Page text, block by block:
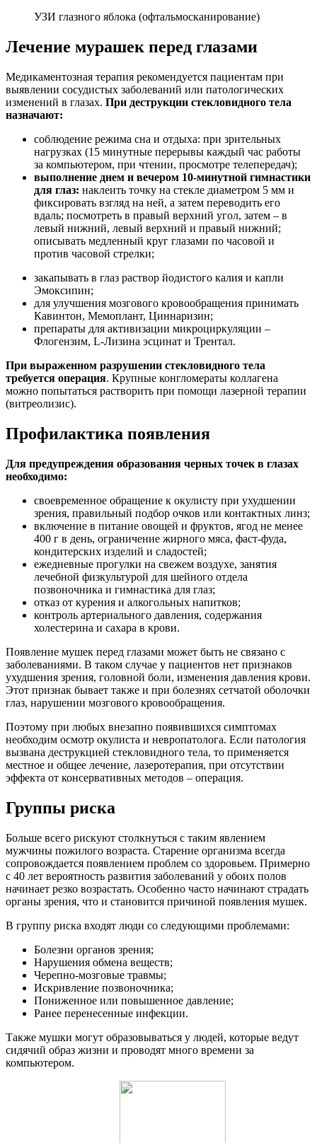
УЗИ глазного яблока (офтальмосканирование)
Лечение мурашек перед глазами
Медикаментозная терапия рекомендуется пациентам при
выявлении сосудистых заболеваний или патологических
изменений в глазах. При деструкции стекловидного тела
назначают:
соблюдение режима сна и отдыха: при зрительных
нагрузках (15 минутные перерывы каждый час работы
за компьютером, при чтении, просмотре телепередач);
выполнение днем и вечером 10-минутной гимнастики
для глаз: наклеить точку на стекле диаметром 5 мм и
фиксировать взгляд на ней, а затем переводить его
вдаль; посмотреть в правый верхний угол, затем – в
левый нижний, левый верхний и правый нижний;
описывать медленный круг глазами по часовой и
против часовой стрелки;
закапывать в глаз раствор йодистого калия и капли
Эмоксипин;
для улучшения мозгового кровообращения принимать
Кавинтон, Мемоплант, Циннаризин;
препараты для активизации микроциркуляции –
Флогензим, L-Лизина эсцинат и Трентал.
При выраженном разрушении стекловидного тела
требуется операция. Крупные конгломераты коллагена
можно попытаться растворить при помощи лазерной терапии
(витреолизис).
Профилактика появления
Для предупреждения образования черных точек в глазах
необходимо:
своевременное обращение к окулисту при ухудшении
зрения, правильный подбор очков или контактных линз;
включение в питание овощей и фруктов, ягод не менее
400 г в день, ограничение жирного мяса, фаст-фуда,
кондитерских изделий и сладостей;
ежедневные прогулки на свежем воздухе, занятия
лечебной физкультурой для шейного отдела
позвоночника и гимнастика для глаз;
отказ от курения и алкогольных напитков;
контроль артериального давления, содержания
холестерина и сахара в крови.
Появление мушек перед глазами может быть не связано с
заболеваниями. В таком случае у пациентов нет признаков
ухудшения зрения, головной боли, изменения давления крови.
Этот признак бывает также и при болезнях сетчатой оболочки
глаз, нарушении мозгового кровообращения.
Поэтому при любых внезапно появившихся симптомах
необходим осмотр окулиста и невропатолога. Если патология
вызвана деструкцией стекловидного тела, то применяется
местное и общее лечение, лазеротерапия, при отсутствии
эффекта от консервативных методов – операция.
Группы риска
Больше всего рискуют столкнуться с таким явлением
мужчины пожилого возраста. Старение организма всегда
сопровождается появлением проблем со здоровьем. Примерно
с 40 лет вероятность развития заболеваний у обоих полов
начинает резко возрастать. Особенно часто начинают страдать
органы зрения, что и становится причиной появления мушек.
В группу риска входят люди со следующими проблемами:
Болезни органов зрения;
Нарушения обмена веществ;
Черепно-мозговые травмы;
Искривление позвоночника;
Пониженное или повышенное давление;
Ранее перенесенные инфекции.
Также мушки могут образовываться у людей, которые ведут
сидячий образ жизни и проводят много времени за
компьютером.